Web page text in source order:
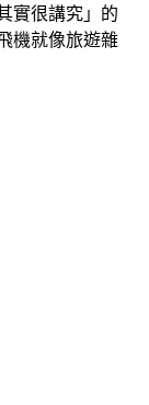
實很講究」的
機就像旅遊雜